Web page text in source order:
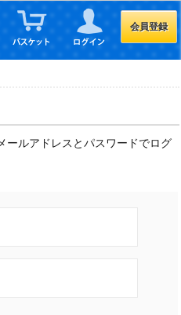
会員登録
ールアドレスとパスワードでログ